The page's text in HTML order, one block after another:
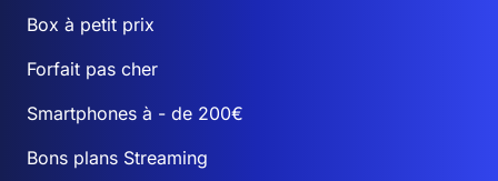
Box à petit prix
Forfait pas cher
Smartphones à - de 200€
Bons plans Streaming